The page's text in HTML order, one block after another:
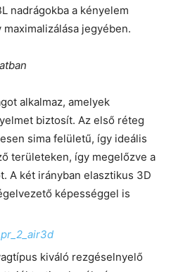
nadrágokba a kényelem
jegyében.
alkalmaz, amelyek
biztosít. Az első réteg
sima felületű, így ideális
területeken, így megelőzve a
A két irányban elasztikus 3D
képességgel is
kiváló rezgéselnyelő